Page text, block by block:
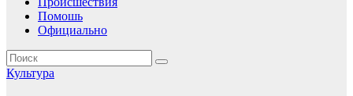
Помошь
Официально
Культура